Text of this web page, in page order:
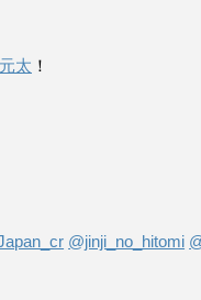
太 ！
@jinji_no_hitomi